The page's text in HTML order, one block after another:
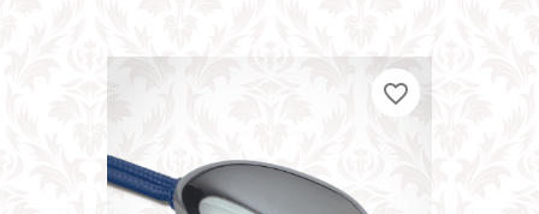
favorite_border
favorite_border
favorite_border